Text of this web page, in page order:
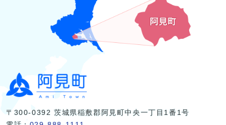
〒300-0392 茨城県稲敷郡阿見町中央一丁目1番1号